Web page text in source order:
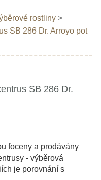
rostliny >
SB 286 Dr. Arroyo pot
SB 286 Dr.
foceny a prodávány
- výběrová
je porovnání s